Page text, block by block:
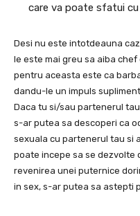
care va poate sfatui
Desi nu este intotdeauna
le este mai greu sa aiba
pentru aceasta este ca
dandu-le un impuls
Daca tu si/sau partenerul
s-ar putea sa descoperi ca
sexuala cu partenerul tau si
poate incepe sa se dezvolte
revenirea unei puternice
in sex, s-ar putea sa astepti